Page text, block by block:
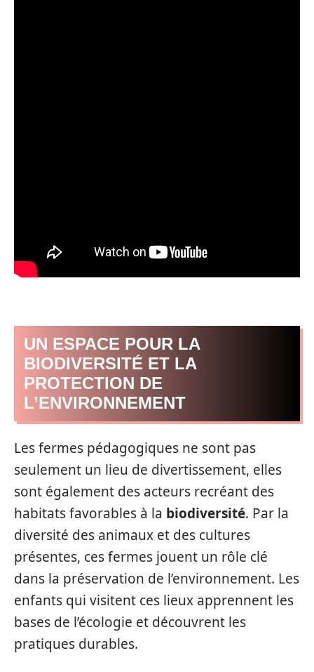
UN ESPACE POUR LA
BIODIVERSITÉ ET LA
PROTECTION DE
L’ENVIRONNEMENT
Les fermes pédagogiques ne sont pas
seulement un lieu de divertissement, elles
sont également des acteurs recréant des
habitats favorables à la biodiversité. Par la
diversité des animaux et des cultures
présentes, ces fermes jouent un rôle clé
dans la préservation de l’environnement. Les
enfants qui visitent ces lieux apprennent les
bases de l’écologie et découvrent les
pratiques durables.